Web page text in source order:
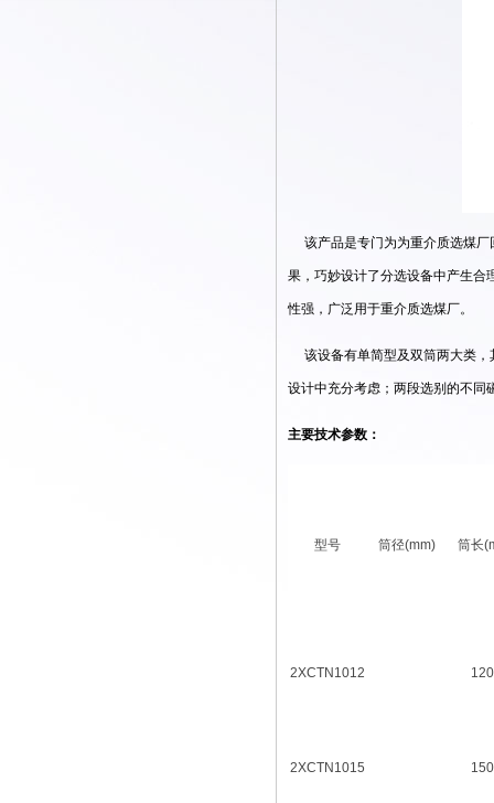
该产品是专门为为重介质选煤厂
果，巧妙设计了分选设备中产生合
性强，广泛用于重介质选煤厂。
该设备有单简型及双筒两大类，
设计中充分考虑；两段选别的不同
主要技术参数：
型号 筒径(mm) 筒长
2XCTN1012
2XCTN1015